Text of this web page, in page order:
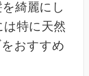
綺麗にし
特に天然
おすすめ